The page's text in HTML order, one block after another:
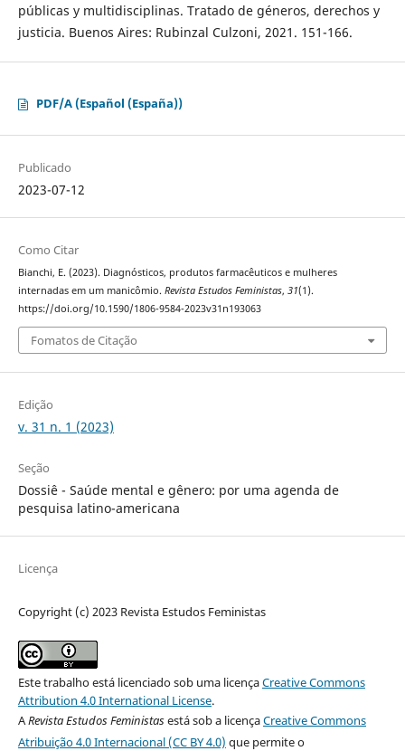
públicas y multidisciplinas. Tratado de géneros, derechos y
justicia. Buenos Aires: Rubinzal Culzoni, 2021. 151-166.
PDF/A (Español (España))
Publicado
2023-07-12
Como Citar
Bianchi, E. (2023). Diagnósticos, produtos farmacêuticos e mulheres
internadas em um manicômio. Revista Estudos Feministas, 31(1).
https://doi.org/10.1590/1806-9584-2023v31n193063
Fomatos de Citação
Edição
v. 31 n. 1 (2023)
Seção
Dossiê - Saúde mental e gênero: por uma agenda de
pesquisa latino-americana
Licença
Copyright (c) 2023 Revista Estudos Feministas
Este trabalho está licenciado sob uma licençaCreative Commons
Attribution 4.0 International License.
ARevista Estudos Feministasestá sob a licençaCreative Commons
Atribuição 4.0 Internacional (CC BY 4.0) que permite o